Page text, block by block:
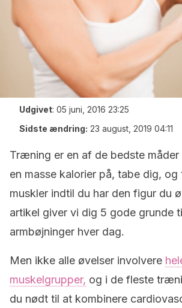
Udgivet: 05 juni, 2016 23:25
Sidste ændring: 23 august, 2019 04:11
Træning er en af de bedste
en masse kalorier på, tabe dig, og
muskler indtil du har den figur du
artikel giver vi dig 5 gode grunde
armbøjninger hver dag.
Men ikke alle øvelser involvere
muskelgrupper, og i de fleste
du nødt til at kombinere